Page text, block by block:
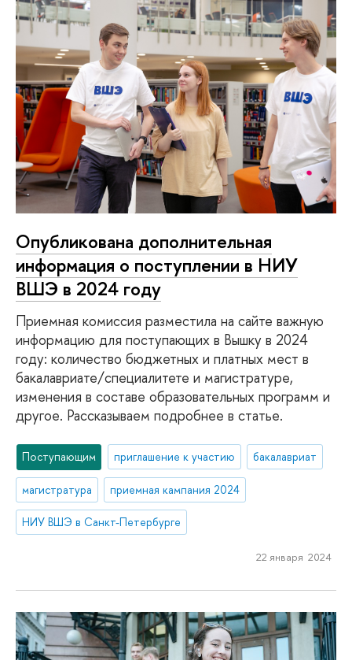
Опубликована дополнительная
информация о поступлении в НИУ
ВШЭ в 2024 году
Приемная комиссия разместила на сайте важную
информацию для поступающих в Вышку в 2024
году: количество бюджетных и платных мест в
бакалавриате/специалитете и магистратуре,
изменения в составе образовательных программ и
другое. Рассказываем подробнее в статье.
Поступающим приглашение к участию бакалавриат
магистратура приемная кампания 2024
НИУ ВШЭ в Санкт-Петербурге
22 января 2024